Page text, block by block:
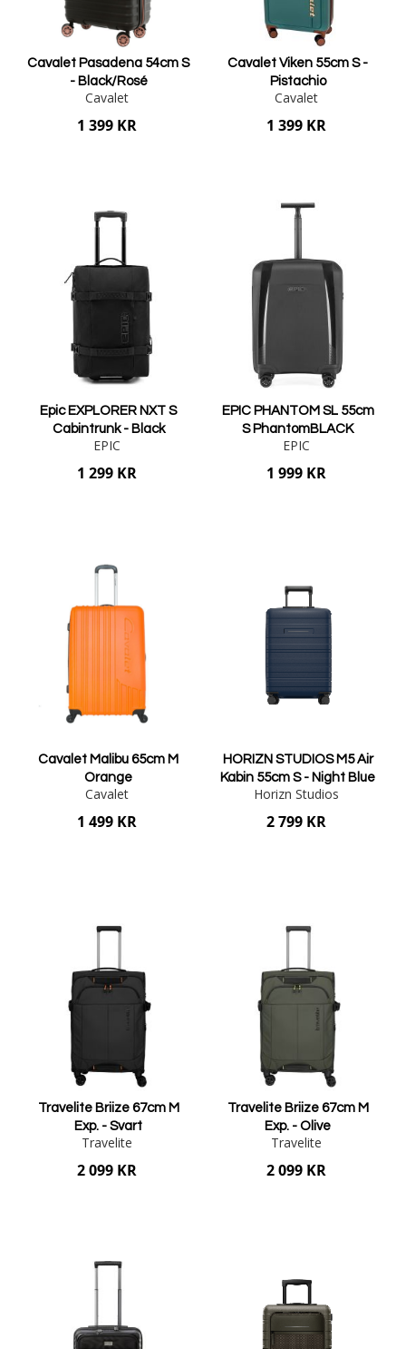
Cavalet Pasadena 54cm S
- Black/Rosé
Cavalet
1 399 KR
Cavalet Viken 55cm S -
Pistachio
Cavalet
1 399 KR
Epic EXPLORER NXT S
Cabintrunk - Black
EPIC
1 299 KR
EPIC PHANTOM SL 55cm
S PhantomBLACK
EPIC
1 999 KR
Cavalet Malibu 65cm M
Orange
Cavalet
1 499 KR
HORIZN STUDIOS M5 Air
Kabin 55cm S - Night Blue
Horizn Studios
2 799 KR
Travelite Briize 67cm M
Exp. - Svart
Travelite
2 099 KR
Travelite Briize 67cm M
Exp. - Olive
Travelite
2 099 KR